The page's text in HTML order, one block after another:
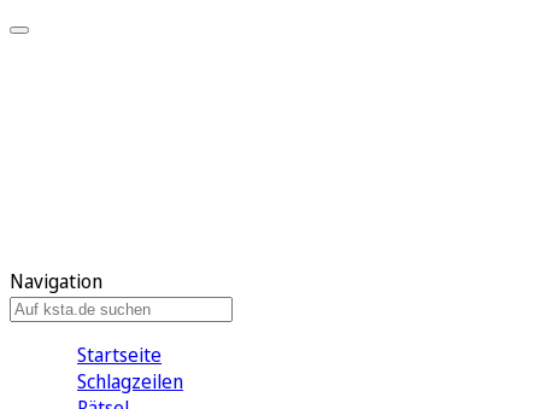
Navigation
Startseite
Schlagzeilen